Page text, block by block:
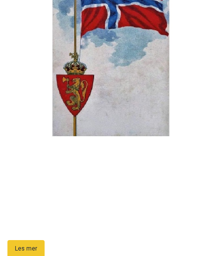
Les mer